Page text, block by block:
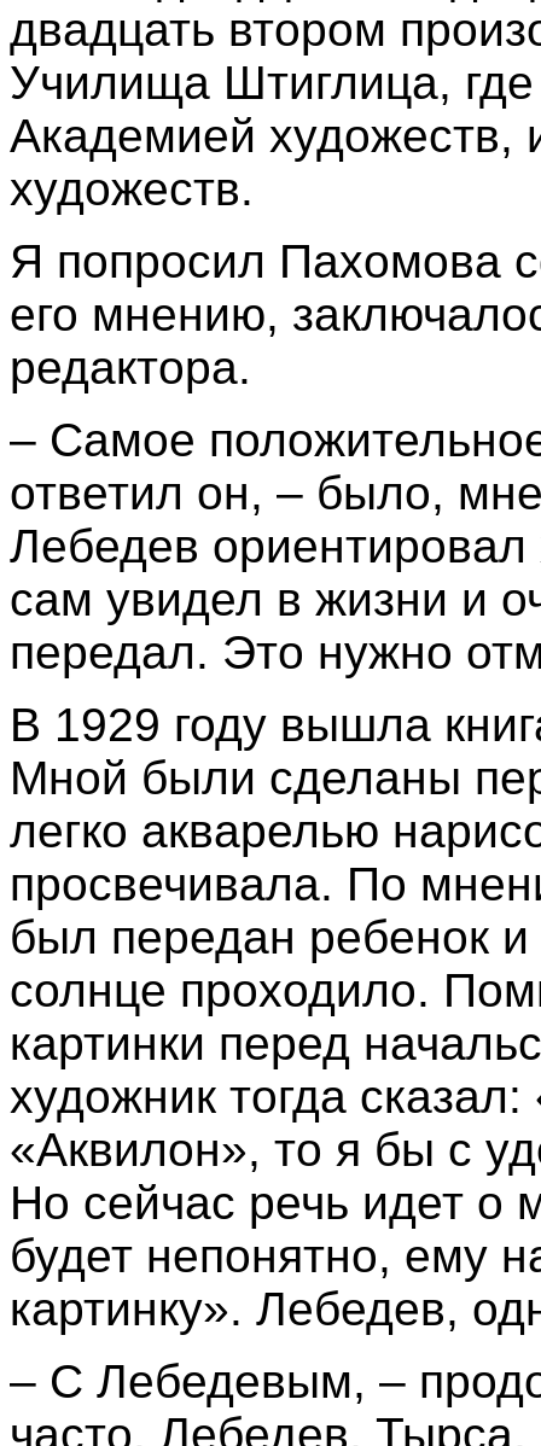
двадцать втором
Училища Штиглица,
Академией
художеств.
Я попросил Пахомова
его мнению,
редактора.
– Самое
ответил он, – было,
Лебедев
сам увидел в жизни и
передал. Это нужно
В 1929 году вышла
Мной были сделаны
легко акварелью
просвечивала. По
был передан ребенок и
солнце проходило.
картинки перед
художник тогда
«Аквилон», то я бы с
Но сейчас речь идет о
будет непонятно, ему
картинку». Лебедев,
– С Лебедевым, –
часто. Лебедев,